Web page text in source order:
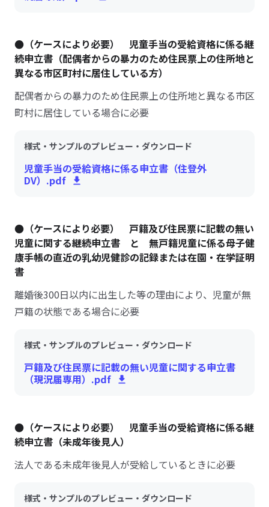
●（ケースにより必要） 児童手当の受給資格に係る継
続申立書（配偶者からの暴力のため住民票上の住所地と
異なる市区町村に居住している方）
配偶者からの暴力のため住民票上の住所地と異なる市区
町村に居住している場合に必要
様式・サンプルのプレビュー・ダウンロード
児童手当の受給資格に係る申立書（住登外
DV）.pdf
●（ケースにより必要） 戸籍及び住民票に記載の無い
児童に関する継続申立書 と 無戸籍児童に係る母子健
康手帳の直近の乳幼児健診の記録または在園・在学証明
書
離婚後300日以内に出生した等の理由により、児童が無
戸籍の状態である場合に必要
様式・サンプルのプレビュー・ダウンロード
戸籍及び住民票に記載の無い児童に関する申立書
（現況届専用）.pdf
●（ケースにより必要） 児童手当の受給資格に係る継
続申立書（未成年後見人）
法人である未成年後見人が受給しているときに必要
様式・サンプルのプレビュー・ダウンロード